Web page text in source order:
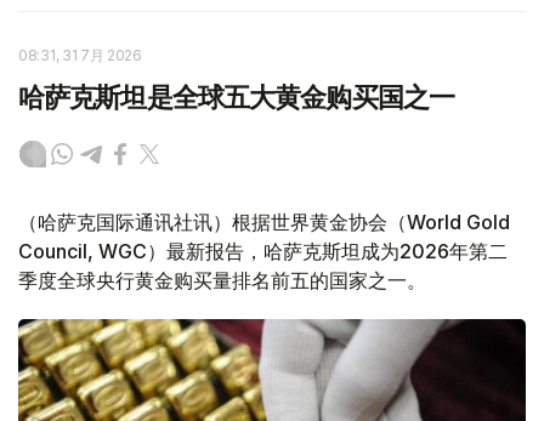
08:31, 31 7月 2026
哈萨克斯坦是全球五大黄金购买国之一
（哈萨克国际通讯社讯）根据世界黄金协会（World Gold
Council, WGC）最新报告，哈萨克斯坦成为2026年第二
季度全球央行黄金购买量排名前五的国家之一。